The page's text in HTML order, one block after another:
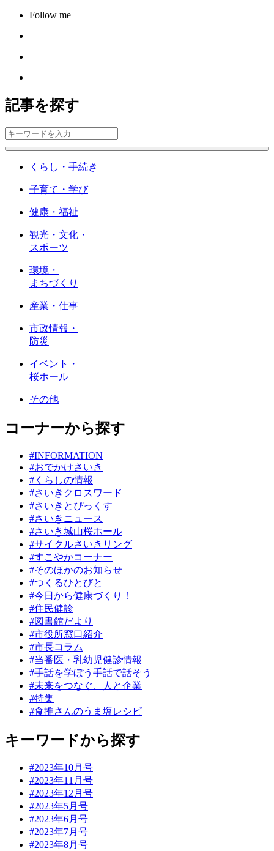
Follow me
記事を探す
くらし・手続き
子育て・学び
健康・福祉
観光・文化・
スポーツ
環境・
まちづくり
産業・仕事
市政情報・
防災
イベント・
桜ホール
その他
コーナーから探す
#INFORMATION
#おでかけさいき
#くらしの情報
#さいきクロスワード
#さいきとぴっくす
#さいきニュース
#さいき城山桜ホール
#サイクルさいきリング
#すこやかコーナー
#そのほかのお知らせ
#つくるひとびと
#今日から健康づくり！
#住民健診
#図書館だより
#市役所窓口紹介
#市長コラム
#当番医・乳幼児健診情報
#手話を学ぼう手話で話そう
#未来をつなぐ、人と企業
#特集
#食推さんのうま塩レシピ
キーワードから探す
#2023年10月号
#2023年11月号
#2023年12月号
#2023年5月号
#2023年6月号
#2023年7月号
#2023年8月号